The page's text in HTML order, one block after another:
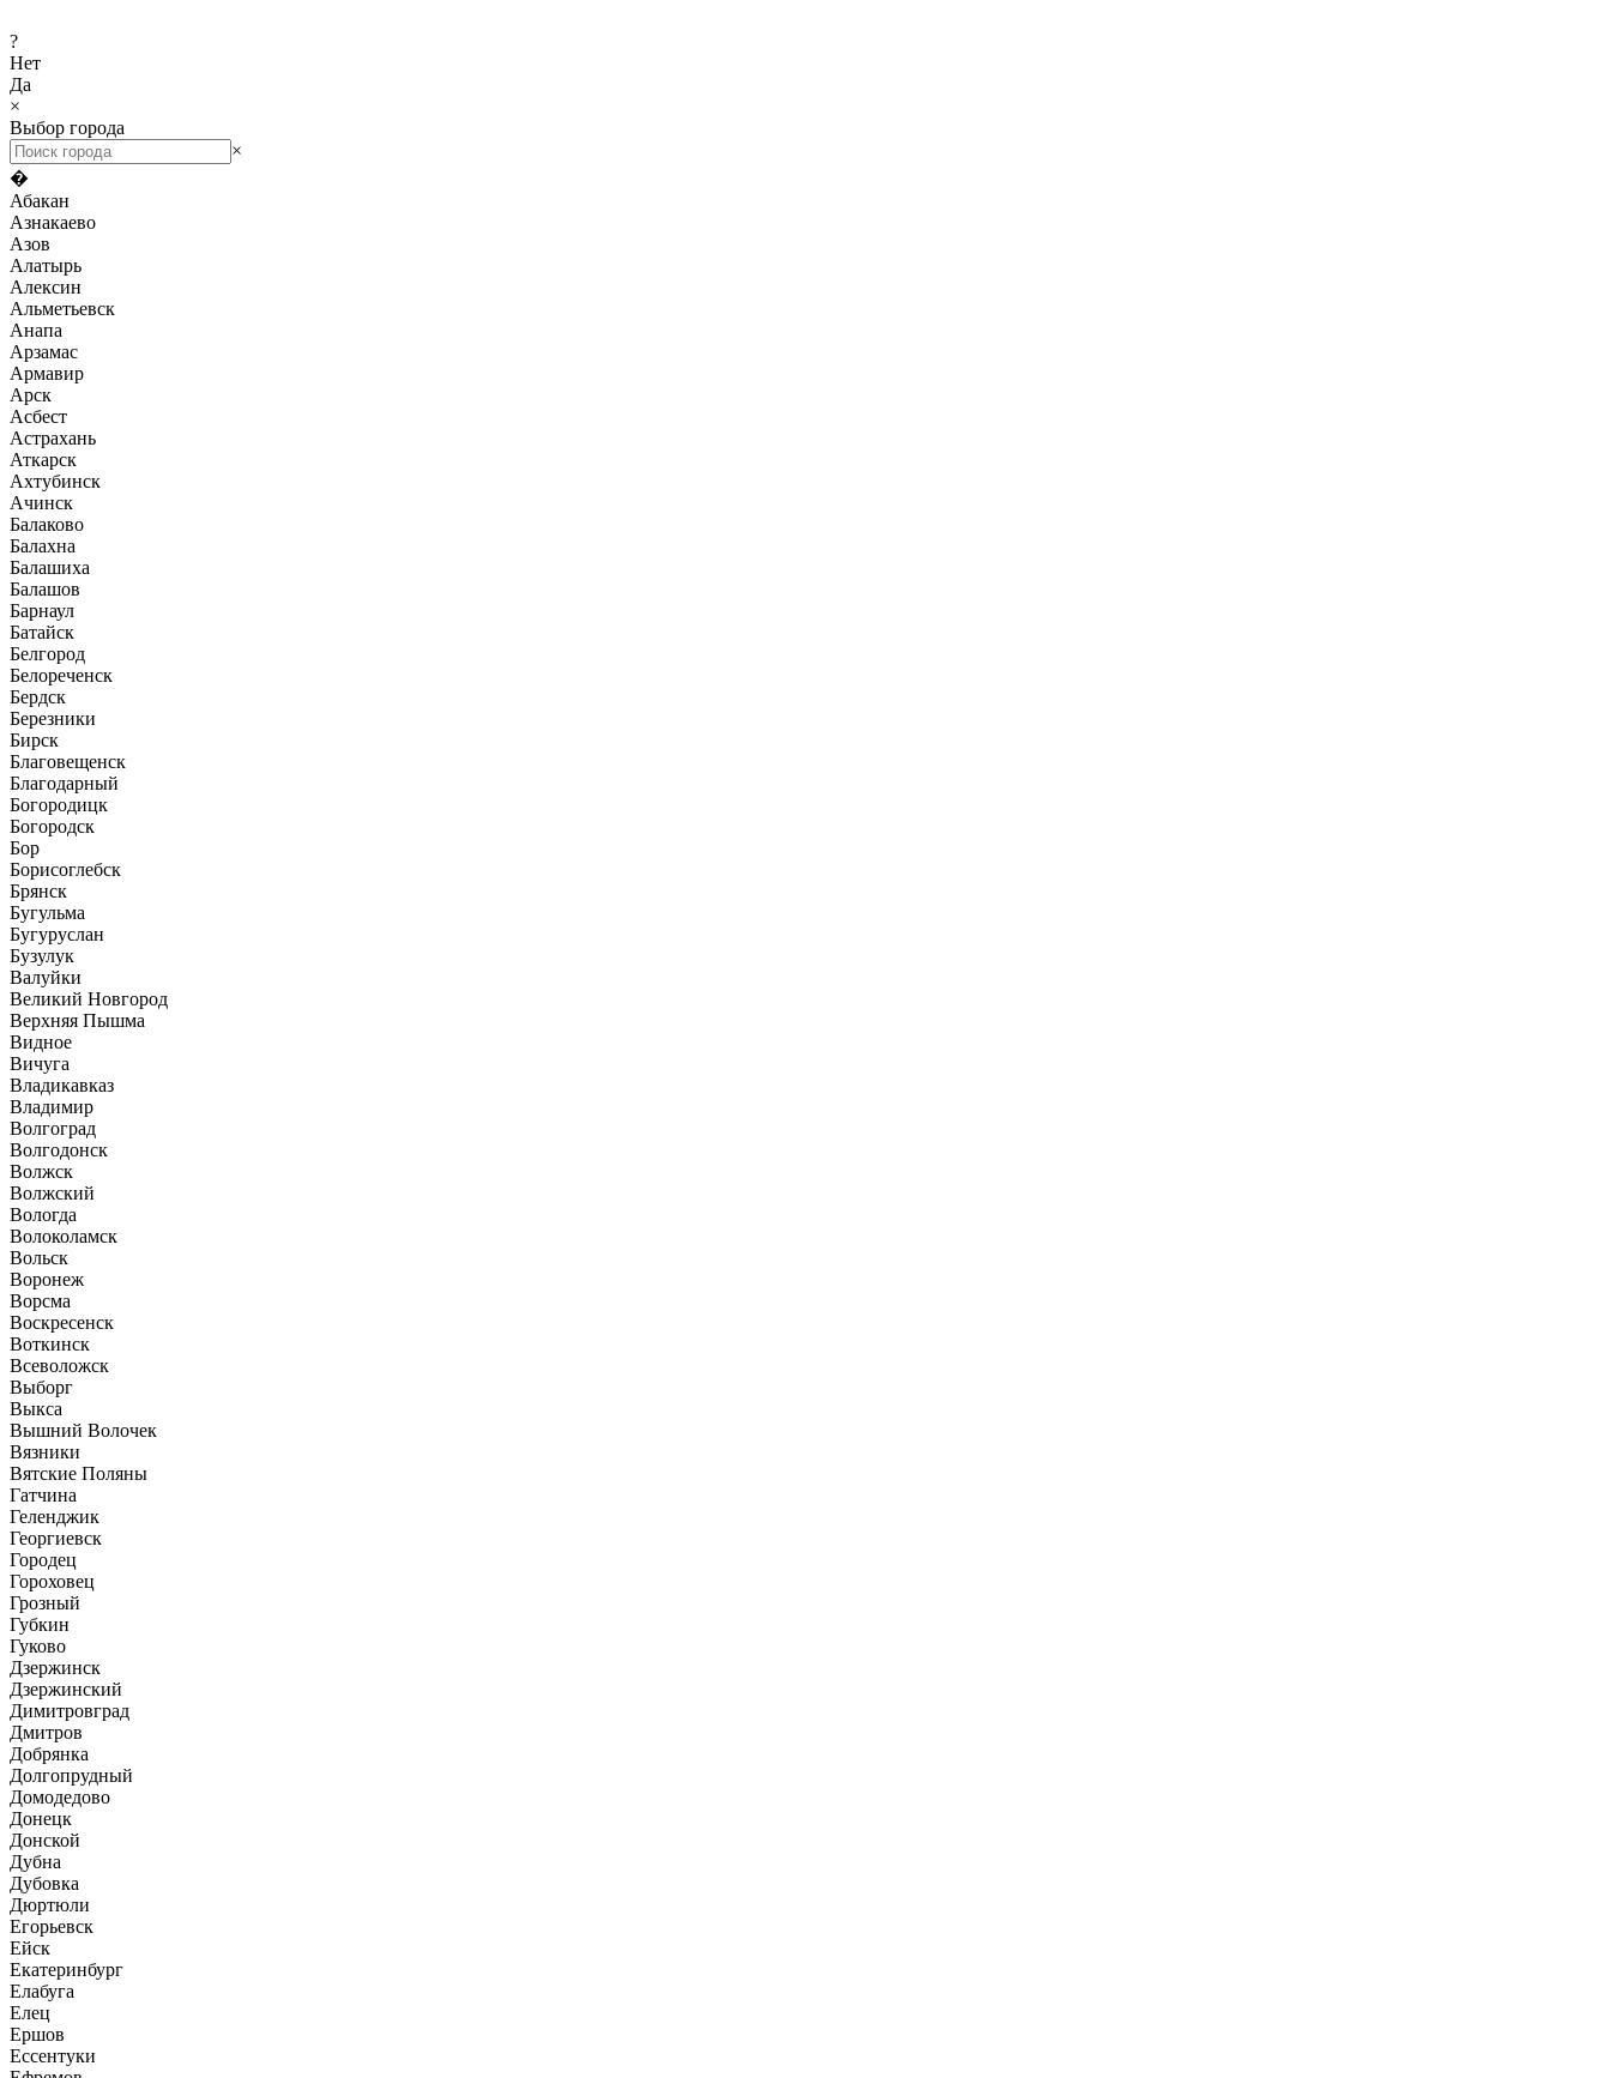
?
Нет
Да
×
Выбор города
×
�
Абакан
Азнакаево
Азов
Алатырь
Алексин
Альметьевск
Анапа
Арзамас
Армавир
Арск
Асбест
Астрахань
Аткарск
Ахтубинск
Ачинск
Балаково
Балахна
Балашиха
Балашов
Барнаул
Батайск
Белгород
Белореченск
Бердск
Березники
Бирск
Благовещенск
Благодарный
Богородицк
Богородск
Бор
Борисоглебск
Брянск
Бугульма
Бугуруслан
Бузулук
Валуйки
Великий Новгород
Верхняя Пышма
Видное
Вичуга
Владикавказ
Владимир
Волгоград
Волгодонск
Волжск
Волжский
Вологда
Волоколамск
Вольск
Воронеж
Ворсма
Воскресенск
Воткинск
Всеволожск
Выборг
Выкса
Вышний Волочек
Вязники
Вятские Поляны
Гатчина
Геленджик
Георгиевск
Городец
Гороховец
Грозный
Губкин
Гуково
Дзержинск
Дзержинский
Димитровград
Дмитров
Добрянка
Долгопрудный
Домодедово
Донецк
Донской
Дубна
Дубовка
Дюртюли
Егорьевск
Ейск
Екатеринбург
Елабуга
Елец
Ершов
Ессентуки